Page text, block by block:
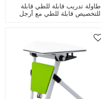
طاولة تدريب قابلة للطي قابلة
للتخصيص قابلة للطي مع أرجل
المكتب